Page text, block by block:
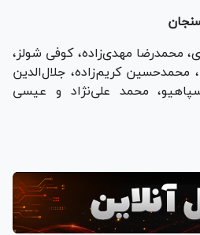
محمدرضا مهدی‌زاده، کوفی شولز،
کریم‌زاده، جلال‌الدین
محمد علی‌نژاد و عیسی